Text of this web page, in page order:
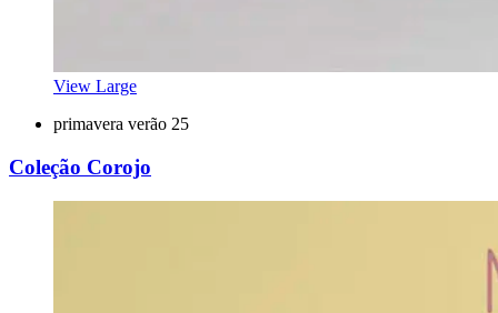
View Large
primavera verão 25
Coleção Corojo